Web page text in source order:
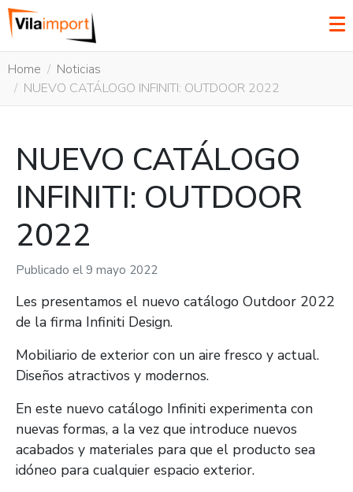
Home
Noticias
NUEVO CATÁLOGO INFINITI: OUTDOOR 2022
NUEVO CATÁLOGO
INFINITI: OUTDOOR
2022
Publicado el9 mayo 2022
Les presentamos el nuevo catálogo Outdoor 2022
de la firma Infiniti Design.
Mobiliario de exterior con un aire fresco y actual.
Diseños atractivos y modernos.
En este nuevo catálogo Infiniti experimenta con
nuevas formas, a la vez que introduce nuevos
acabados y materiales para que el producto sea
idóneo para cualquier espacio exterior.